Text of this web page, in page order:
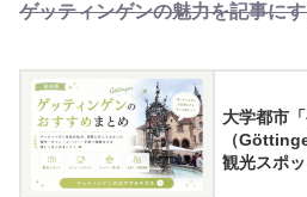
ゲッティンゲンの魅力を記事に
大学都市
（
観光スポ